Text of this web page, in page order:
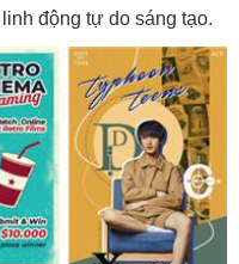
động tự do sáng tạo.